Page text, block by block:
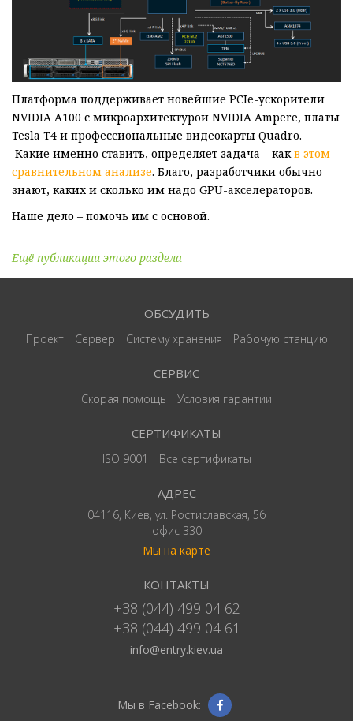
Платформа поддерживает новейшие PCIe-ускорители
NVIDIA A100 с микроархитектурой NVIDIA Ampere, платы
Tesla T4 и профессиональные видеокарты Quadro.
Какие именно ставить, определяет задача – как в этом
сравнительном анализе. Благо, разработчики обычно
знают, каких и сколько им надо GPU-акселераторов.
Наше дело – помочь им с основой.
Ещё публикации этого раздела
ОБСУДИТЬ
Проект Сервер Систему хранения Рабочую станцию
СЕРВИС
Скорая помощь Условия гарантии
СЕРТИФИКАТЫ
ISO 9001 Все сертификаты
АДРЕС
04116, Киев, ул. Ростиславская, 5б
офис 330
Мы на карте
КОНТАКТЫ
+38 (044) 499 04 62
+38 (044) 499 04 61
info@entry.kiev.ua
Мы в Facebook: